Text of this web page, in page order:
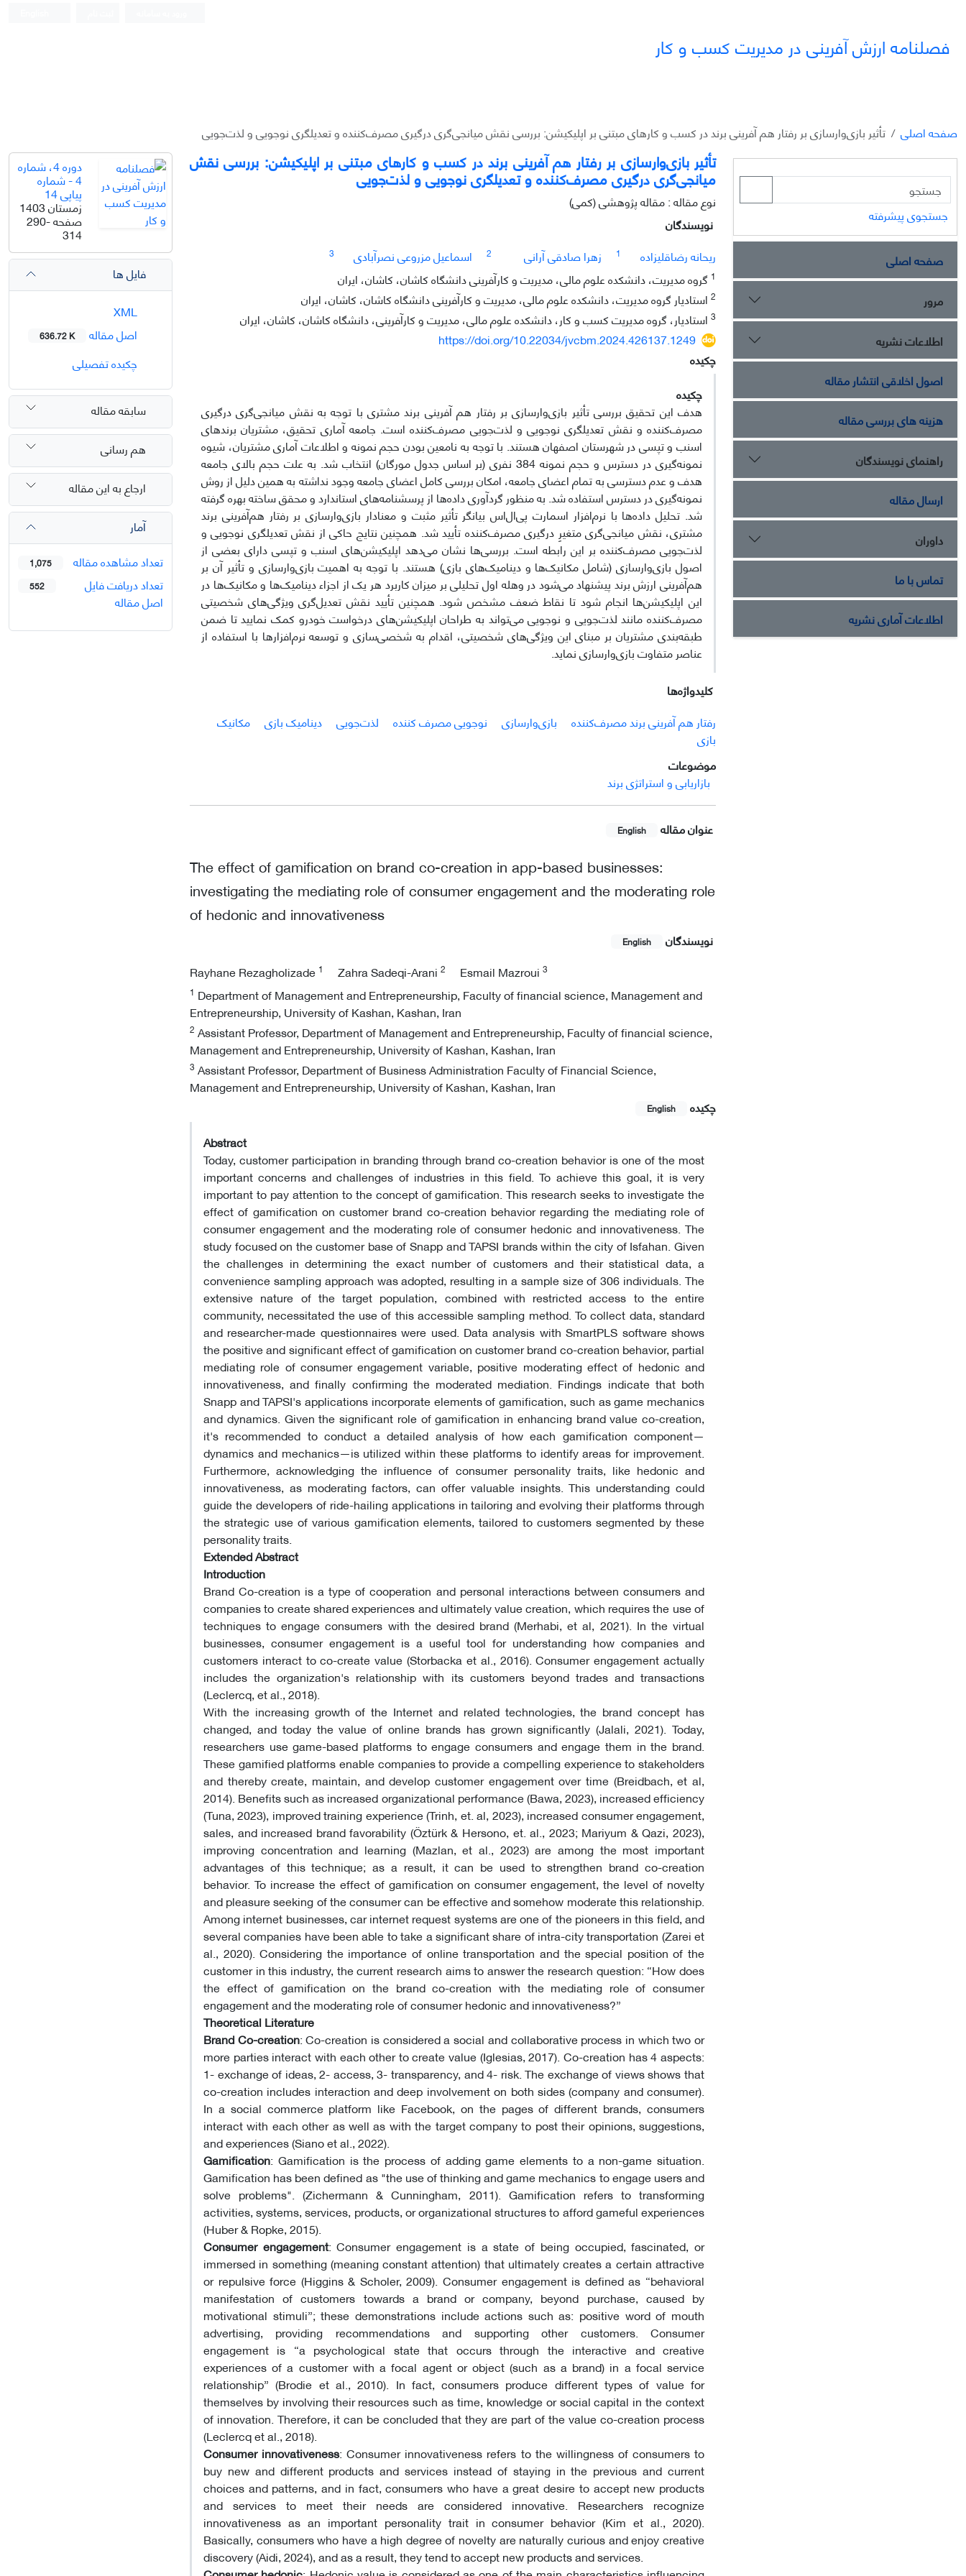
فصلنامه ارزش آفرینی در مدیریت کسب و کار
صفحه اصلی تأثیر بازی‌وارسازی بر رفتار هم آفرینی برند در کسب و کارهای مبتنی بر اپلیکیشن: بررسی نقش میانجی‌گری درگیری مصرف‌کننده و تعدیلگری نوجویی و لذت‌جویی
تأثیر بازی‌وارسازی بر رفتار هم آفرینی برند در کسب و کارهای مبتنی بر اپلیکیشن: بررسی نقش
میانجی‌گری درگیری مصرف‌کننده و تعدیلگری نوجویی و لذت‌جویی
نوع مقاله : مقاله پژوهشی (کمی)
نویسندگان
ریحانه رضاقلیزاده
1 زهرا صادقی آرانی 2 اسماعیل مزروعی نصرآبادی
3
1 گروه مدیریت، دانشکده علوم مالی، مدیریت و کارآفرینی دانشگاه کاشان، کاشان، ایران
2 استادیار گروه مدیریت، دانشکده علوم مالی، مدیریت و کارآفرینی دانشگاه کاشان، کاشان، ایران
3 استادیار، گروه مدیریت کسب و کار، دانشکده علوم مالی، مدیریت و کارآفرینی، دانشگاه کاشان، کاشان، ایران
https://doi.org/10.22034/jvcbm.2024.426137.1249
چکیده
چکیده
هدف این تحقیق بررسی تأثیر بازی‌وارسازی بر رفتار هم آفرینی برند مشتری با توجه به نقش میانجی‌گری درگیری
مصرف‌کننده و نقش تعدیلگری نوجویی و لذت‌جویی مصرف‌کننده است. جامعه آماری تحقیق، مشتریان برندهای
اسنب و تپسی در شهرستان اصفهان هستند. با توجه به نامعین بودن حجم نمونه و اطلاعات آماری مشتریان، شیوه
نمونه‌گیری در دسترس و حجم نمونه 384 نفری (بر اساس جدول مورگان) انتخاب شد. به علت حجم بالای جامعه
هدف و عدم دسترسی به تمام اعضای جامعه، امکان بررسی کامل اعضای جامعه وجود نداشته به همین دلیل از روش
نمونه‌گیری در دسترس استفاده شد. به منظور گردآوری داده‌ها از پرسشنامه‌های استاندارد و محقق ساخته بهره گرفته
شد. تحلیل داده‌ها با نرم‌افزار اسمارت پی‌ال‌اس‌ بیانگر تأثیر مثبت و معنادار بازی‌وارسازی بر رفتار هم‌آفرینی برند
مشتری، نقش میانجی‌گری متغیرِ درگیری مصرف‌کننده تأیید شد. همچنین نتایج حاکی از نقش تعدیلگری نوجویی و
لذت‌جویی مصرف‌کننده بر این رابطه است. بررسی‌ها نشان می‌دهد اپلیکیشن‌های اسنب و تپسی دارای بعضی از
اصول بازی‌وارسازی (شامل مکانیک‌ها و دینامیک‌های بازی) هستند. با توجه به اهمیت بازی‌وارسازی و تأثیر آن بر
هم‌آفرینی ارزش برند پیشنهاد می‌شود در وهله اول تحلیلی بر میزان کاربرد هر یک از اجزاء دینامیک‌ها و مکانیک‌ها در
این اپلیکیشن‌ها انجام شود تا نقاط ضعف مشخص شود. همچنین تأیید نقش تعدیل‌گری ویژگی‌های شخصیتی
مصرف‌کننده مانند لذت‌جویی و نوجویی می‌تواند به طراحان اپلیکیشن‌های درخواست خودرو کمک نمایید تا ضمن
طبقه‌بندی مشتریان بر مبنای این ویژگی‌های شخصیتی، اقدام به شخصی‌سازی و توسعه نرم‌افزارها با استفاده از
عناصر متفاوت بازی‌وارسازی نماید.
کلیدواژه‌ها
رفتار هم آفرینی برند مصرف‌کننده
بازی‌وارسازی نوجویی مصرف کننده لذت‌جویی دینامیک بازی
مکانیک
بازی
موضوعات
بازاریابی و استراتژی برند
عنوان مقاله English
The effect of gamification on brand co-creation in app-based businesses:
investigating the mediating role of consumer engagement and the moderating role
of hedonic and innovativeness
نویسندگان English
Rayhane Rezagholizade 1 Zahra Sadeqi-Arani 2 Esmail Mazroui 3
1 Department of Management and Entrepreneurship, Faculty of financial science, Management and
Entrepreneurship, University of Kashan, Kashan, Iran
2 Assistant Professor, Department of Management and Entrepreneurship, Faculty of financial science,
Management and Entrepreneurship, University of Kashan, Kashan, Iran
3 Assistant Professor, Department of Business Administration Faculty of Financial Science,
Management and Entrepreneurship, University of Kashan, Kashan, Iran
چکیده
English
Abstract
Today, customer participation in branding through brand co-creation behavior is one of the most
important concerns and challenges of industries in this field. To achieve this goal, it is very
important to pay attention to the concept of gamification. This research seeks to investigate the
effect of gamification on customer brand co-creation behavior regarding the mediating role of
consumer engagement and the moderating role of consumer hedonic and innovativeness. The
study focused on the customer base of Snapp and TAPSI brands within the city of Isfahan. Given
the challenges in determining the exact number of customers and their statistical data, a
convenience sampling approach was adopted, resulting in a sample size of 306 individuals. The
extensive nature of the target population, combined with restricted access to the entire
community, necessitated the use of this accessible sampling method. To collect data, standard
and researcher-made questionnaires were used. Data analysis with SmartPLS software shows
the positive and significant effect of gamification on customer brand co-creation behavior, partial
mediating role of consumer engagement variable, positive moderating effect of hedonic and
innovativeness, and finally confirming the moderated mediation. Findings indicate that both
Snapp and TAPSI's applications incorporate elements of gamification, such as game mechanics
and dynamics. Given the significant role of gamification in enhancing brand value co-creation,
it's recommended to conduct a detailed analysis of how each gamification component—
dynamics and mechanics—is utilized within these platforms to identify areas for improvement.
Furthermore, acknowledging the influence of consumer personality traits, like hedonic and
innovativeness, as moderating factors, can offer valuable insights. This understanding could
guide the developers of ride-hailing applications in tailoring and evolving their platforms through
the strategic use of various gamification elements, tailored to customers segmented by these
personality traits.
Extended Abstract
Introduction
Brand Co-creation is a type of cooperation and personal interactions between consumers and
companies to create shared experiences and ultimately value creation, which requires the use of
techniques to engage consumers with the desired brand (Merhabi, et al, 2021). In the virtual
businesses, consumer engagement is a useful tool for understanding how companies and
customers interact to co-create value (Storbacka et al., 2016). Consumer engagement actually
includes the organization's relationship with its customers beyond trades and transactions
(Leclercq, et al., 2018).
With the increasing growth of the Internet and related technologies, the brand concept has
changed, and today the value of online brands has grown significantly (Jalali, 2021). Today,
researchers use game-based platforms to engage consumers and engage them in the brand.
These gamified platforms enable companies to provide a compelling experience to stakeholders
and thereby create, maintain, and develop customer engagement over time (Breidbach, et al,
2014). Benefits such as increased organizational performance (Bawa, 2023), increased efficiency
(Tuna, 2023), improved training experience (Trinh, et. al, 2023), increased consumer engagement,
sales, and increased brand favorability (Öztürk & Hersono, et. al., 2023; Mariyum & Qazi, 2023),
improving concentration and learning (Mazlan, et al., 2023) are among the most important
advantages of this technique; as a result, it can be used to strengthen brand co-creation
behavior. To increase the effect of gamification on consumer engagement, the level of novelty
and pleasure seeking of the consumer can be effective and somehow moderate this relationship.
Among internet businesses, car internet request systems are one of the pioneers in this field, and
several companies have been able to take a significant share of intra-city transportation (Zarei et
al., 2020). Considering the importance of online transportation and the special position of the
customer in this industry, the current research aims to answer the research question: “How does
the effect of gamification on the brand co-creation with the mediating role of consumer
engagement and the moderating role of consumer hedonic and innovativeness?”
Theoretical Literature
Brand Co-creation: Co-creation is considered a social and collaborative process in which two or
more parties interact with each other to create value (Iglesias, 2017). Co-creation has 4 aspects:
1- exchange of ideas, 2- access, 3- transparency, and 4- risk. The exchange of views shows that
co-creation includes interaction and deep involvement on both sides (company and consumer).
In a social commerce platform like Facebook, on the pages of different brands, consumers
interact with each other as well as with the target company to post their opinions, suggestions,
and experiences (Siano et al., 2022).
Gamification: Gamification is the process of adding game elements to a non-game situation.
Gamification has been defined as "the use of thinking and game mechanics to engage users and
solve problems". (Zichermann & Cunningham, 2011). Gamification refers to transforming
activities, systems, services, products, or organizational structures to afford gameful experiences
(Huber & Ropke, 2015).
Consumer engagement: Consumer engagement is a state of being occupied, fascinated, or
immersed in something (meaning constant attention) that ultimately creates a certain attractive
or repulsive force (Higgins & Scholer, 2009). Consumer engagement is defined as “behavioral
manifestation of customers towards a brand or company, beyond purchase, caused by
motivational stimuli”; these demonstrations include actions such as: positive word of mouth
advertising, providing recommendations and supporting other customers. Consumer
engagement is “a psychological state that occurs through the interactive and creative
experiences of a customer with a focal agent or object (such as a brand) in a focal service
relationship” (Brodie et al., 2010). In fact, consumers produce different types of value for
themselves by involving their resources such as time, knowledge or social capital in the context
of innovation. Therefore, it can be concluded that they are part of the value co-creation process
(Leclercq et al., 2018).
Consumer innovativeness: Consumer innovativeness refers to the willingness of consumers to
buy new and different products and services instead of staying in the previous and current
choices and patterns, and in fact, consumers who have a great desire to accept new products
and services to meet their needs are considered innovative. Researchers recognize
innovativeness as an important personality trait in consumer behavior (Kim et al., 2020).
Basically, consumers who have a high degree of novelty are naturally curious and enjoy creative
discovery (Aidi, 2024), and as a result, they tend to accept new products and services.
دوره 4، شماره
4 - شماره
پیاپی 14
زمستان 1403
صفحه290-
314
فایل ها
اصل مقاله
636.72 K
چکیده تفصیلی
سابقه مقاله
هم رسانی
ارجاع به این مقاله
آمار
تعداد مشاهده مقاله
1,075
تعداد دریافت فایل
اصل مقاله
552
جستجوی پیشرفته
صفحه اصلی
مرور
اطلاعات نشریه
اصول اخلاقی انتشار مقاله
هزینه های بررسی مقاله
راهنمای نویسندگان
ارسال مقاله
داوران
تماس با ما
اطلاعات آماری نشریه